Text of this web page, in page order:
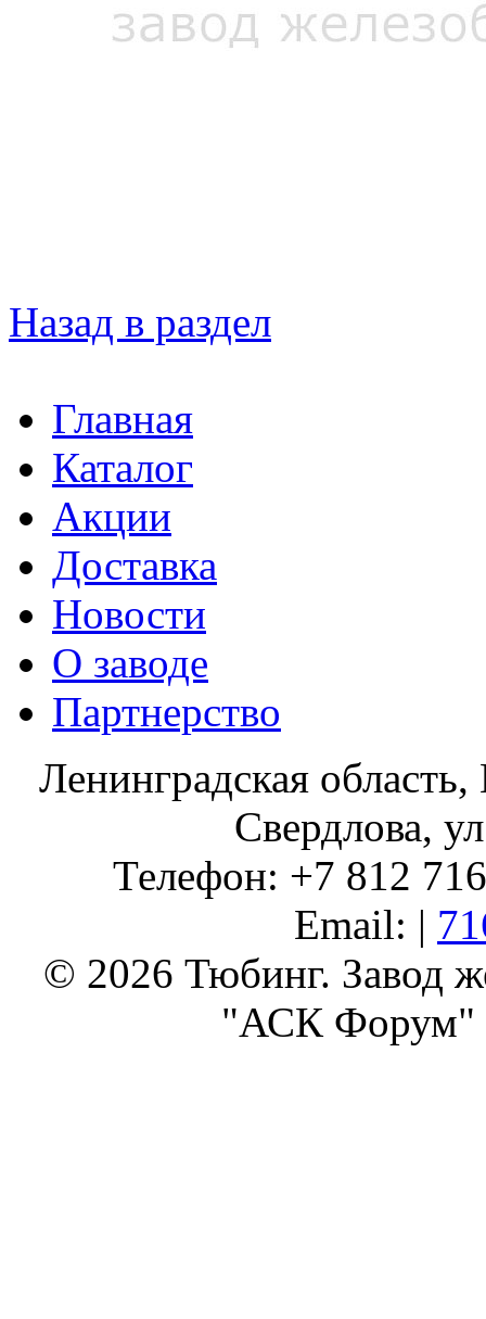
Назад в раздел
Главная
Каталог
Акции
Доставка
Новости
О заводе
Партнерство
Ленинградская
Свердлова,
Телефон: +7 812
Email: |
© 2026 Тюбинг. Завод
"АСК Форум"